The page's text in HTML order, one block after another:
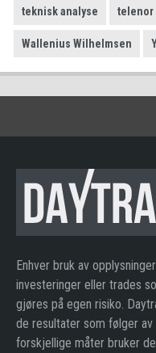
teknisk analyse telenor
Wallenius Wilhelmsen
Enhver bruk av
investeringer eller trades
gjøres på egen risiko.
de resultater som følger
forskjellige måter bruker